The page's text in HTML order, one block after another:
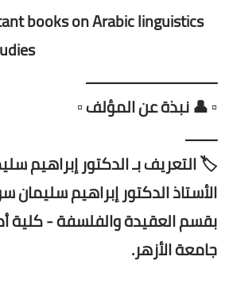
books on Arabic linguistics
ـــــــــــــــــــــــــــــــــ
▫️ 👤 نبذة عن المؤلف ▫️
ــــــــ
🏷️ التعريف بـ الدكتور إبراهيم
الأستاذ الدكتور إبراهيم سليمان
بقسم العقيدة والفلسفة - كلية
جامعة الأزهر.